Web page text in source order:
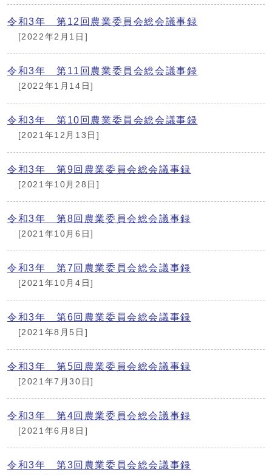
令和3年 第12回農業委員会総会議事録
[2022年2月1日]
令和3年 第11回農業委員会総会議事録
[2022年1月14日]
令和3年 第10回農業委員会総会議事録
[2021年12月13日]
令和3年 第9回農業委員会総会議事録
[2021年10月28日]
令和3年 第8回農業委員会総会議事録
[2021年10月6日]
令和3年 第7回農業委員会総会議事録
[2021年10月4日]
令和3年 第6回農業委員会総会議事録
[2021年8月5日]
令和3年 第5回農業委員会総会議事録
[2021年7月30日]
令和3年 第4回農業委員会総会議事録
[2021年6月8日]
令和3年 第3回農業委員会総会議事録